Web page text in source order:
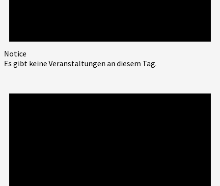
Notice
Es gibt keine Veranstaltungen an diesem Tag.